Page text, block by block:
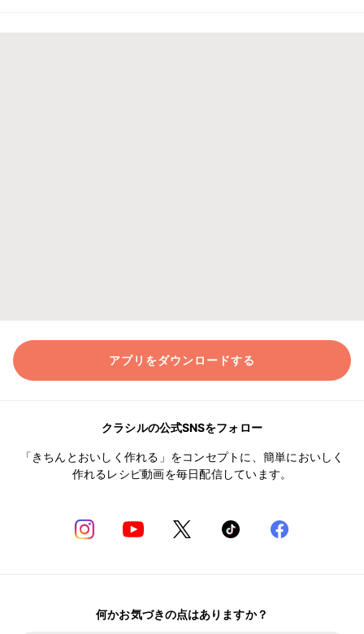
アプリをダウンロードする
クラシルの公式SNSをフォロー
「きちんとおいしく作れる」をコンセプトに、簡単においしく
作れるレシピ動画を毎日配信しています。
何かお気づきの点はありますか？